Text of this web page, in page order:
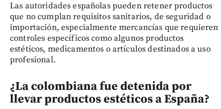
Las autoridades españolas pueden retener productos
que no cumplan requisitos sanitarios, de seguridad o
importación, especialmente mercancías que requieren
controles específicos como algunos productos
estéticos, medicamentos o artículos destinados a uso
profesional.
¿La colombiana fue detenida por
llevar productos estéticos a España?